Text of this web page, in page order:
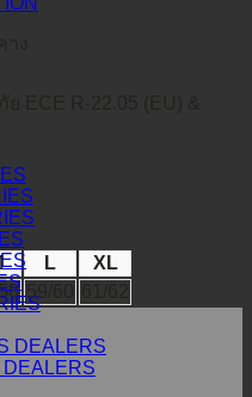
DEALERS
ง
ECE R-22.05 (EU) &
L
XL
59/60